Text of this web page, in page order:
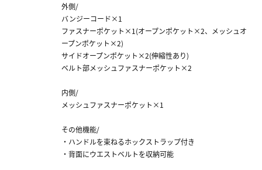
外側/
バンジーコード×1
ファスナーポケット×1(オープンポケット×2、メッシュオ
ープンポケット×2)
サイドオープンポケット×2(伸縮性あり)
ベルト部メッシュファスナーポケット×2
内側/
メッシュファスナーポケット×1
その他機能/
・ハンドルを束ねるホックストラップ付き
・背面にウエストベルトを収納可能